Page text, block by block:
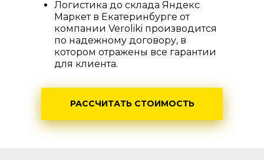
РАССЧИТАТЬ СТОИМОСТЬ
Логистика до склада Яндекс
Маркет в Екатеринбурге от
компании Veroliki производится
по надежному договору, в
котором отражены все гарантии
для клиента.